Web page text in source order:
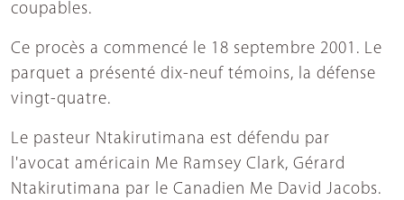
coupables.
Ce procès a commencé le 18 septembre 2001. Le
parquet a présenté dix-neuf témoins, la défense
vingt-quatre.
Le pasteur Ntakirutimana est défendu par
l'avocat américain Me Ramsey Clark, Gérard
Ntakirutimana par le Canadien Me David Jacobs.